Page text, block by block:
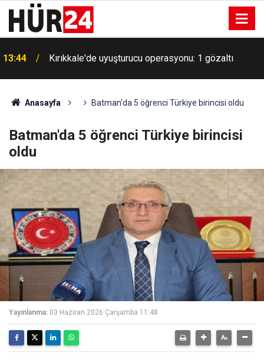
13:44 Kırıkkale'de uyuşturucu operasyonu: 1 gözaltı
Anasayfa Batman'da 5 öğrenci Türkiye birincisi oldu
Batman'da 5 öğrenci Türkiye birincisi
oldu
Yayınlanma: 03 Haziran 2026 Çarşamba 11:48